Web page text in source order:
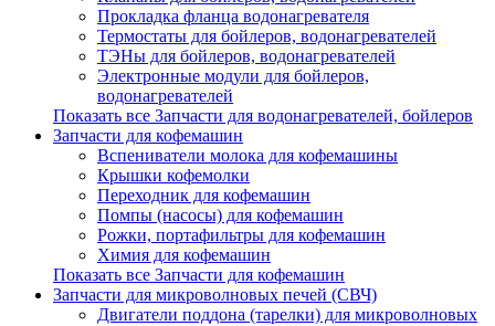
Прокладка фланца водонагревателя
Термостаты для бойлеров, водонагревателей
ТЭНы для бойлеров, водонагревателей
Электронные модули для бойлеров,
водонагревателей
Показать все Запчасти для водонагревателей, бойлеров
Запчасти для кофемашин
Вспениватели молока для кофемашины
Крышки кофемолки
Переходник для кофемашин
Помпы (насосы) для кофемашин
Рожки, портафильтры для кофемашин
Химия для кофемашин
Показать все Запчасти для кофемашин
Запчасти для микроволновых печей (СВЧ)
Двигатели поддона (тарелки) для микроволновых